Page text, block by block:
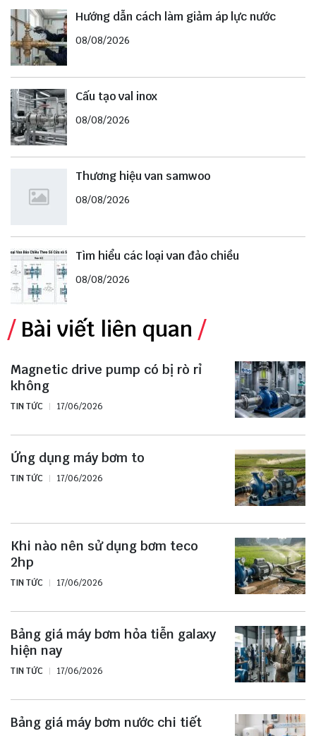
Hướng dẫn cách làm giảm áp lực nước
08/08/2026
Cấu tạo val inox
08/08/2026
Thương hiệu van samwoo
08/08/2026
Tìm hiểu các loại van đảo chiều
08/08/2026
Bài viết liên quan
Magnetic drive pump có bị rò rỉ
không
TIN TỨC 17/06/2026
Ứng dụng máy bơm to
TIN TỨC 17/06/2026
Khi nào nên sử dụng bơm teco
2hp
TIN TỨC 17/06/2026
Bảng giá máy bơm hỏa tiễn galaxy
hiện nay
TIN TỨC 17/06/2026
Bảng giá máy bơm nước chi tiết